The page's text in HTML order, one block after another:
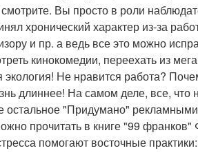
Вы просто в роли
хронический характер из-за
и пр. а ведь все это можно
кинокомедии, переехать из
экология! Не нравится работа?
длиннее! На самом деле, все, что
остальное "Придумано"
прочитать в книге "99
помогают восточные